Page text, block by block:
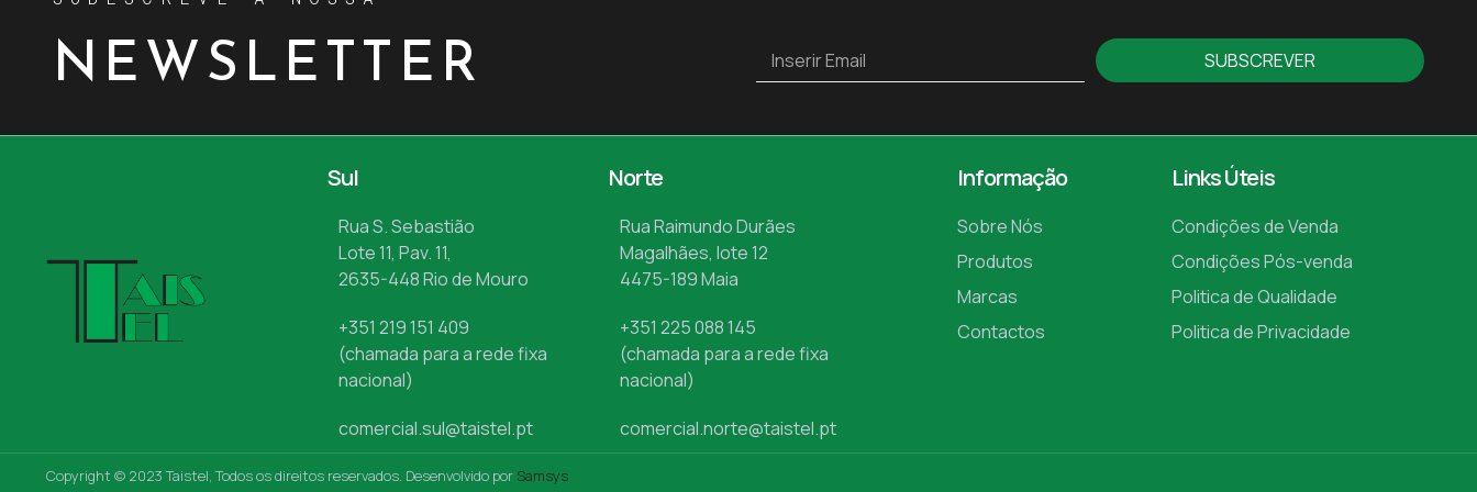
NEWSLETTER SUBSCREVER
Sul
Rua S. Sebastião
Lote 11, Pav. 11,
2635-448 Rio de Mouro
+351 219 151 409
(chamada para a rede fixa
nacional)
comercial.sul@taistel.pt
Norte
Rua Raimundo Durães
Magalhães, lote 12
4475-189 Maia
+351 225 088 145
(chamada para a rede fixa
nacional)
comercial.norte@taistel.pt
Informação
Sobre Nós
Produtos
Marcas
Contactos
Links Úteis
Condições de Venda
Condições Pós-venda
Politica de Qualidade
Politica de Privacidade
Copyright © 2023 Taistel, Todos os direitos reservados. Desenvolvido por Samsys